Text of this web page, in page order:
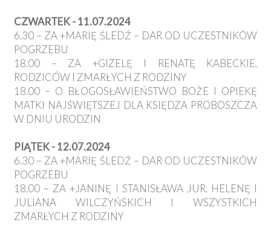
CZWARTEK - 11.07.2024
6.30 – ZA +MARIĘ ŚLEDŹ – DAR OD UCZESTNIKÓW
POGRZEBU
18.00 – ZA +GIZELĘ I RENATĘ KABECKIE,
RODZICÓW I ZMARŁYCH Z RODZINY
18.00 – O BŁOGOSŁAWIEŃSTWO BOŻE I OPIEKĘ
MATKI NAJŚWIĘTSZEJ DLA KSIĘDZA PROBOSZCZA
W DNIU URODZIN
PIĄTEK - 12.07.2024
6.30 – ZA +MARIĘ ŚLEDŹ – DAR OD UCZESTNIKÓW
POGRZEBU
18.00 – ZA +JANINĘ I STANISŁAWA JUR, HELENĘ I
JULIANA WILCZYŃSKICH I WSZYSTKICH
ZMARŁYCH Z RODZINY